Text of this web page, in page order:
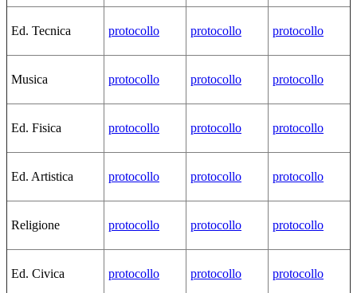
Ed. Tecnica protocollo protocollo protocollo
Musica protocollo protocollo protocollo
Ed. Fisica protocollo protocollo protocollo
Ed. Artistica protocollo protocollo protocollo
Religione protocollo protocollo protocollo
Ed. Civica protocollo protocollo protocollo